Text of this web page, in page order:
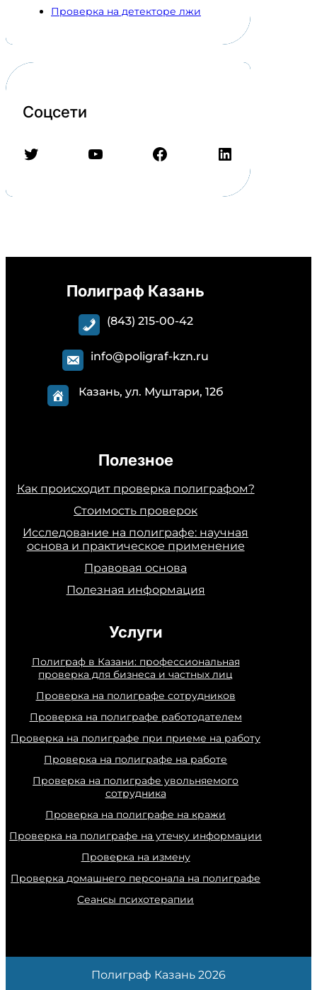
Проверка на детекторе лжи
Соцсети
Twitter YouTube Facebook LinkedIn
Полиграф Казань
(843) 215-00-42
info@poligraf-kzn.ru
Казань, ул. Муштари, 12б
Полезное
Как происходит проверка полиграфом?
Стоимость проверок
Исследование на полиграфе: научная
основа и практическое применение
Правовая основа
Полезная информация
Услуги
Полиграф в Казани: профессиональная
проверка для бизнеса и частных лиц
Проверка на полиграфе сотрудников
Проверка на полиграфе работодателем
Проверка на полиграфе при приеме на работу
Проверка на полиграфе на работе
Проверка на полиграфе увольняемого
сотрудника
Проверка на полиграфе на кражи
Проверка на полиграфе на утечку информации
Проверка на измену
Проверка домашнего персонала на полиграфе
Сеансы психотерапии
Полиграф Казань 2026